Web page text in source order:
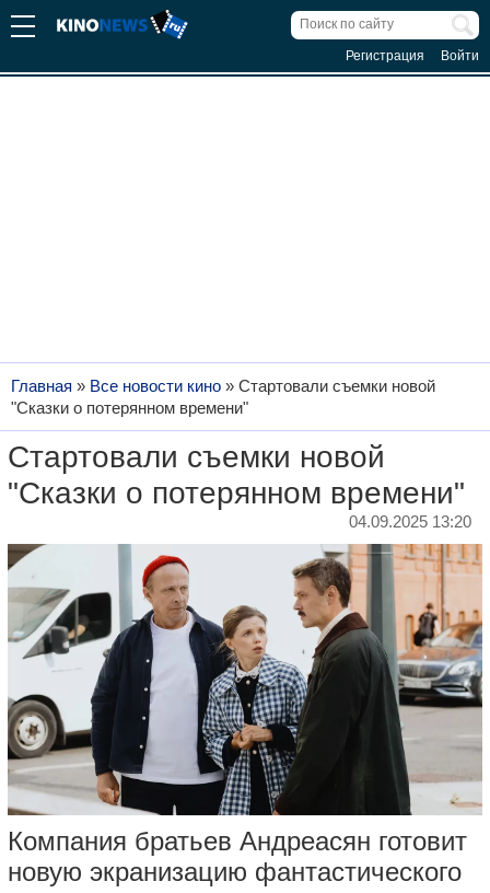
Регистрация Войти
Главная » Все новости кино » Стартовали съемки новой
"Сказки о потерянном времени"
Стартовали съемки новой
"Сказки о потерянном времени"
04.09.2025 13:20
Компания братьев Андреасян готовит
новую экранизацию фантастического